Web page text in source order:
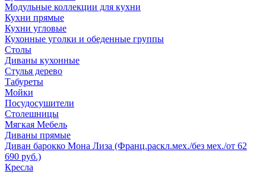
Модульные коллекции для кухни
Кухни прямые
Кухни угловые
Кухонные уголки и обеденные группы
Столы
Диваны кухонные
Стулья дерево
Табуреты
Мойки
Посудосушители
Столешницы
Мягкая Мебель
Диваны прямые
Диван барокко Мона Лиза (Франц.раскл.мех./без мех./от 62
690 руб.)
Кресла